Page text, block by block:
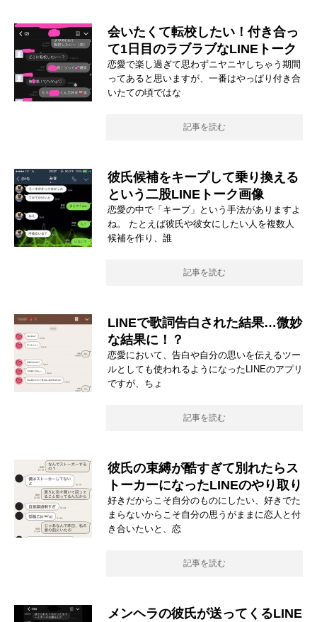
会いたくて転校したい！付き合っ
て1日目のラブラブなLINEトーク
恋愛で楽し過ぎて思わずニヤニヤしちゃう期間
ってあると思いますが、一番はやっぱり付き合
いたての頃ではな
記事を読む
彼氏候補をキープして乗り換える
という二股LINEトーク画像
恋愛の中で「キープ」という手法がありますよ
ね。 たとえば彼氏や彼女にしたい人を複数人
候補を作り、誰
記事を読む
LINEで歌詞告白された結果…微妙
な結果に！？
恋愛において、告白や自分の思いを伝えるツー
ルとしても使われるようになったLINEのアプリ
ですが、ちょ
記事を読む
彼氏の束縛が酷すぎて別れたらス
トーカーになったLINEのやり取り
好きだからこそ自分のものにしたい、好きでた
まらないからこそ自分の思うがままに恋人と付
き合いたいと、恋
記事を読む
メンヘラの彼氏が送ってくるLINE